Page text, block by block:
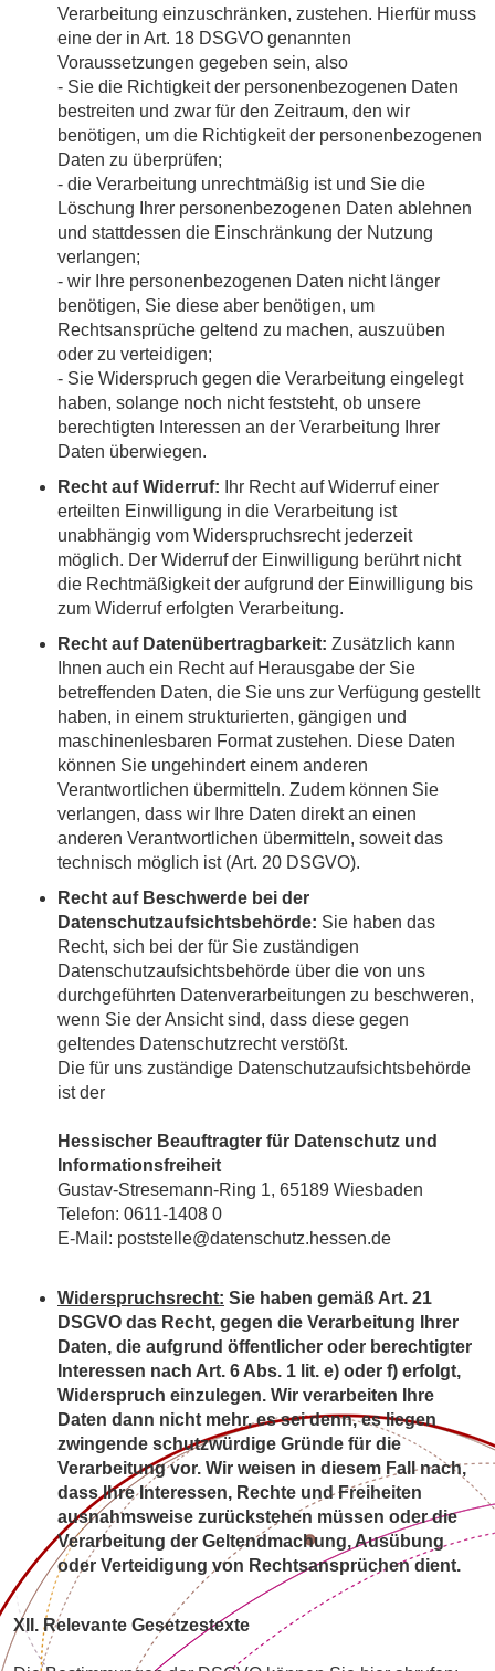
Verarbeitung einzuschränken, zustehen. Hierfür muss
eine der in Art. 18 DSGVO genannten
Voraussetzungen gegeben sein, also
- Sie die Richtigkeit der personenbezogenen Daten
bestreiten und zwar für den Zeitraum, den wir
benötigen, um die Richtigkeit der personenbezogenen
Daten zu überprüfen;
- die Verarbeitung unrechtmäßig ist und Sie die
Löschung Ihrer personenbezogenen Daten ablehnen
und stattdessen die Einschränkung der Nutzung
verlangen;
- wir Ihre personenbezogenen Daten nicht länger
benötigen, Sie diese aber benötigen, um
Rechtsansprüche geltend zu machen, auszuüben
oder zu verteidigen;
- Sie Widerspruch gegen die Verarbeitung eingelegt
haben, solange noch nicht feststeht, ob unsere
berechtigten Interessen an der Verarbeitung Ihrer
Daten überwiegen.
Recht auf Widerruf: Ihr Recht auf Widerruf einer
erteilten Einwilligung in die Verarbeitung ist
unabhängig vom Widerspruchsrecht jederzeit
möglich. Der Widerruf der Einwilligung berührt nicht
die Rechtmäßigkeit der aufgrund der Einwilligung bis
zum Widerruf erfolgten Verarbeitung.
Recht auf Datenübertragbarkeit: Zusätzlich kann
Ihnen auch ein Recht auf Herausgabe der Sie
betreffenden Daten, die Sie uns zur Verfügung gestellt
haben, in einem strukturierten, gängigen und
maschinenlesbaren Format zustehen. Diese Daten
können Sie ungehindert einem anderen
Verantwortlichen übermitteln. Zudem können Sie
verlangen, dass wir Ihre Daten direkt an einen
anderen Verantwortlichen übermitteln, soweit das
technisch möglich ist (Art. 20 DSGVO).
Recht auf Beschwerde bei der
Datenschutzaufsichtsbehörde: Sie haben das
Recht, sich bei der für Sie zuständigen
Datenschutzaufsichtsbehörde über die von uns
durchgeführten Datenverarbeitungen zu beschweren,
wenn Sie der Ansicht sind, dass diese gegen
geltendes Datenschutzrecht verstößt.
Die für uns zuständige Datenschutzaufsichtsbehörde
ist der
Hessischer Beauftragter für Datenschutz und
Informationsfreiheit
Gustav-Stresemann-Ring 1, 65189 Wiesbaden
Telefon: 0611-1408 0
E-Mail: poststelle@datenschutz.hessen.de
Widerspruchsrecht: Sie haben gemäß Art. 21
DSGVO das Recht, gegen die Verarbeitung Ihrer
Daten, die aufgrund öffentlicher oder berechtigter
Interessen nach Art. 6 Abs. 1 lit. e) oder f) erfolgt,
Widerspruch einzulegen. Wir verarbeiten Ihre
Daten dann nicht mehr, es sei denn, es liegen
zwingende schutzwürdige Gründe für die
Verarbeitung vor. Wir weisen in diesem Fall nach,
dass Ihre Interessen, Rechte und Freiheiten
ausnahmsweise zurückstehen müssen oder die
Verarbeitung der Geltendmachung, Ausübung
oder Verteidigung von Rechtsansprüchen dient.
XII. Relevante Gesetzestexte